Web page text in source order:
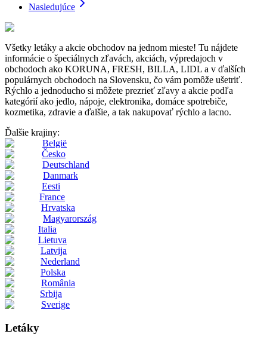
Nasledujúce
Všetky letáky a akcie obchodov na jednom mieste! Tu nájdete
informácie o špeciálnych zľavách, akciách, výpredajoch v
obchodoch ako KORUNA, FRESH, BILLA, LIDL a v ďalších
populárnych obchodoch na Slovensku, čo vám pomôže ušetriť.
Rýchlo a jednoducho si môžete prezrieť zľavy a akcie podľa
kategórií ako jedlo, nápoje, elektronika, domáce spotrebiče,
kozmetika, zdravie a ďalšie, a tak nakupovať rýchlo a lacno.
Ďalšie krajiny:
België
Česko
Deutschland
Danmark
Eesti
France
Hrvatska
Magyarország
Italia
Lietuva
Latvija
Nederland
Polska
România
Srbija
Sverige
Letáky